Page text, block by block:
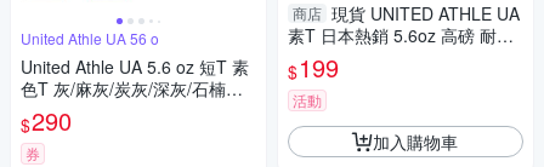
United Athle UA 56 o
United Athle UA 5.6 oz 短T 素
色T 灰/麻灰/炭灰/深灰/石楠黑/
淺黃/黃/金黃/橘/加利福尼橘
$290
券
商店 現貨 UNITED ATHLE UA
素T 日本熱銷 5.6oz 高磅 耐洗
多色 百搭 短T 男女 3500101-
M號賣場
$199
活動
加入購物車